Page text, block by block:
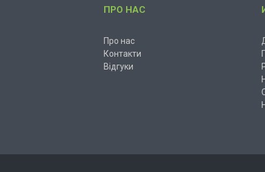
ПРО НАС
Про нас
Контакти
Відгуки